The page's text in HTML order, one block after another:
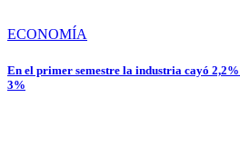
ECONOMÍA
En el primer semestre la industria cayó
3%